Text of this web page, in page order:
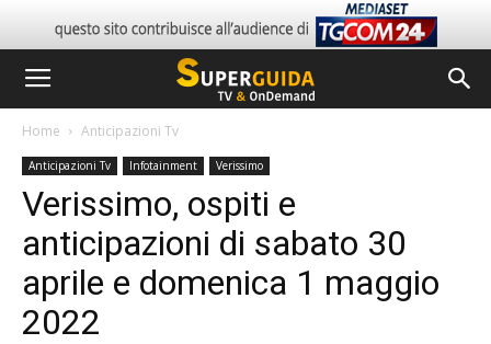
Home Anticipazioni Tv
Anticipazioni Tv Infotainment Verissimo
Verissimo, ospiti e
anticipazioni di sabato 30
aprile e domenica 1 maggio
2022